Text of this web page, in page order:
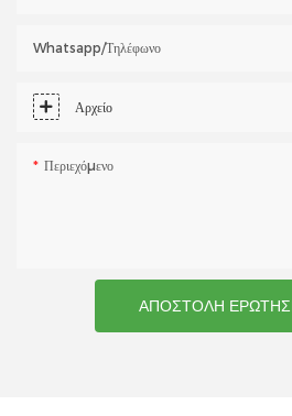
Whatsapp/τηλέφωνο
Αρχείο
Περιεχόμενο
ΑΠΟΣΤΟΛΉ